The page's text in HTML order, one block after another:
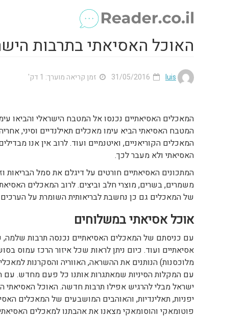
האוכל האסיאתי בתרבות
luis זמן קריאה מוערך: 1 דק'
המאכלים האסיאתיים נכנסו אל המטבח הישראלי והביאו
המטבח האסיאתי הביא עימו מאכלים תאילנדיים וסיני,
המאכלים הקוריאניים, ואיטנמיים ועוד. לרוב אין אנו
האסיאתי ולא מעבר לכך.
המתכונים האסיאתיים חורטים על דיגלם את סמל
משמרים, בשרים, מוצרי חלב וביצים. לרוב המאכלים
של המאכלים גם כן נחשבת לבריאותית השומרת על הערכים
אוכל אסיאתי במשלוחים
עם כניסתם של המאכלים האסיאתיים נכנסה תרבות
אסיאתיים ועוד. כיום ניתן לראות שכל איזור הרכז עמוס
מלוכסנות) הנותנים את ההשראה, האווריה והסקרנות
עם המקלות הסיניות שמאתגרות אותנו כל פעם מחדש. עם
ישראל מבלי להרגיש אפילו תרבות חדשה. האוכל האסיאתי
יפניות, תאלינדיות, והאוהבים המושבעים של המאכלים
פוטומאקי והוסומאקי מצאנו את אהבתנו למאכלים